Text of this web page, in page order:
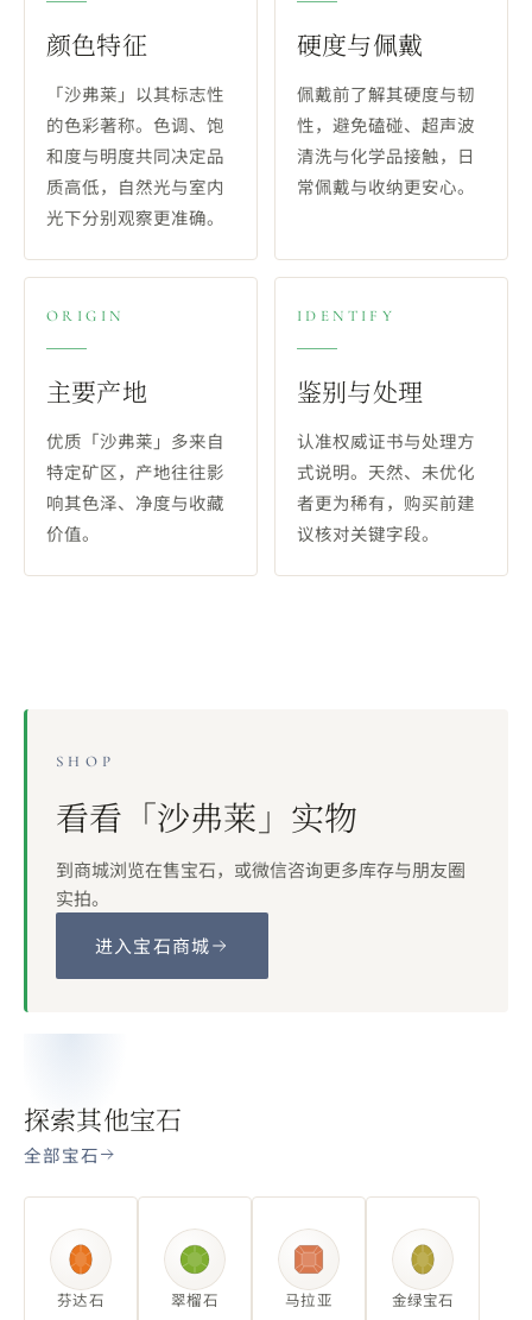
颜色特征
「沙弗莱」以其标志性
的色彩著称。色调、饱
和度与明度共同决定品
质高低，自然光与室内
光下分别观察更准确。
硬度与佩戴
佩戴前了解其硬度与韧
性，避免磕碰、超声波
清洗与化学品接触，日
常佩戴与收纳更安心。
ORIGIN
主要产地
优质「沙弗莱」多来自
特定矿区，产地往往影
响其色泽、净度与收藏
价值。
IDENTIFY
鉴别与处理
认准权威证书与处理方
式说明。天然、未优化
者更为稀有，购买前建
议核对关键字段。
SHOP
看看「沙弗莱 」实物
到商城浏览在售宝石，或微信咨询更多库存与朋友圈
实拍。
进入宝石商城
探索其他宝石
全部宝石
芬达石 翠榴石 马拉亚 金绿宝石